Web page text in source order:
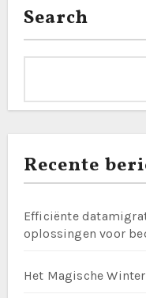
Search
Recente
Efficiënte
oplossingen voor
Het Magische